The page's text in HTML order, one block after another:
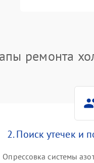
ремонта
2. Поиск утечек и
Опрессовка системы